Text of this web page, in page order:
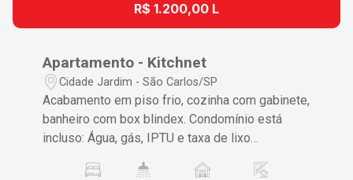
R$ 1.200,00 L
Apartamento - Kitchnet
Cidade Jardim - São Carlos/SP
Acabamento em piso frio, cozinha com gabinete,
banheiro com box blindex. Condomínio está
incluso: Água, gás, IPTU e taxa de lixo